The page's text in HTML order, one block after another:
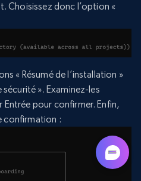
Choisissez donc l’option «
« Résumé de l’installation »
». Examinez-les
pour confirmer. Enfin,
confirmation :